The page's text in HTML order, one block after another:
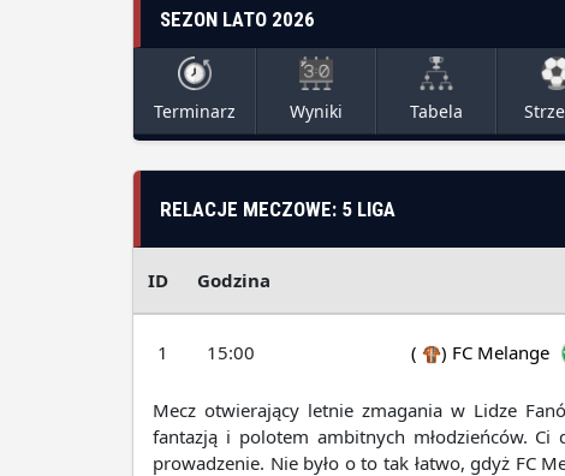
SEZON LATO 2026
Terminarz Wyniki Tabela
RELACJE MECZOWE: 5 LIGA
ID Godzina
1 15:00 ( ) FC Melange
Mecz otwierający letnie zmagania w Lidze
fantazją i polotem ambitnych młodzieńców.
prowadzenie. Nie było o to tak łatwo, gdyż FC